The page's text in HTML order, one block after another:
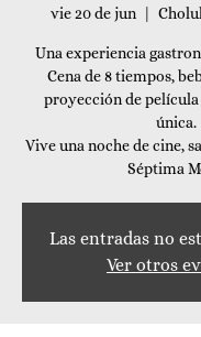
vie 20 de jun
  |
Una experiencia
Cena de 8 tiempos,
proyección de
única.
Vive una noche de cine,
Séptima
Las entradas no
Ver otros